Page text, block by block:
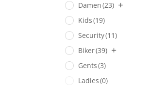
Damen(23)
Kids(19)
Security(11)
Biker(39)
Gents(3)
Ladies(0)